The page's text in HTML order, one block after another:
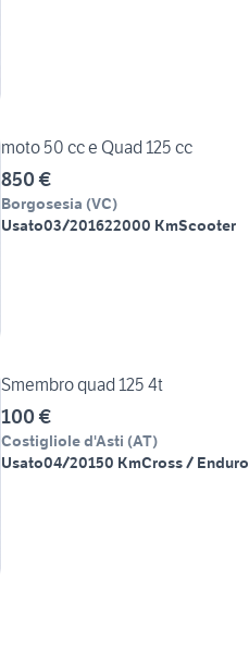
moto 50 cc e Quad 125 cc
850 €
Borgosesia (VC)
Usato03/201622000 KmScooter
Smembro quad 125 4t
100 €
Costigliole d'Asti (AT)
Usato04/20150 KmCross / Enduro